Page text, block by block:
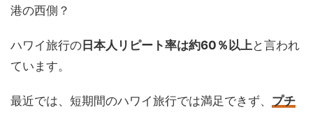
港の西側？
ハワイ旅行の 日本人リピート率は約60％以上と言われ
ています。
最近では、短期間のハワイ旅行では満足できず、 プチ